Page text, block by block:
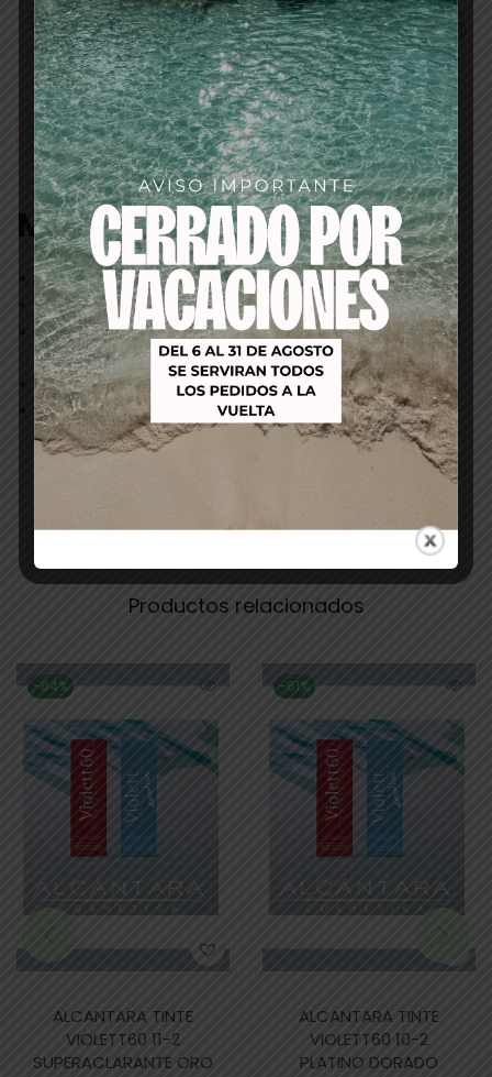
Descripción
Modo de empleo
Agita bien el envase antes de usar.
Aplica sobre el cabello limpio y secado con toalla.
Coloca el envase boca abajo y dosifica la cantidad
deseada.
Distribuye de forma uniforme por todo el cabello.
Paramás volumen
, aplica desde la raíz y seca el
cabello boca abajo.
Productos relacionados
-64%
ALCANTARA TINTE
VIOLETT60 11-2
SUPERACLARANTE ORO
-61%
ALCANTARA TINTE
VIOLETT60 10-2
PLATINO DORADO